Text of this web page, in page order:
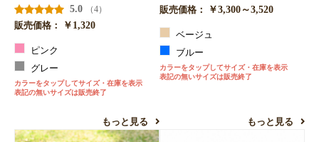
5.0
（4）
販売価格：
￥1,320
ピンク
グレー
カラーをタップしてサイズ・在庫を表示
表記の無いサイズは販売終了
もっと見る
販売価格：
￥3,300～3,520
ベージュ
ブルー
カラーをタップしてサイズ・在庫を表示
表記の無いサイズは販売終了
もっと見る